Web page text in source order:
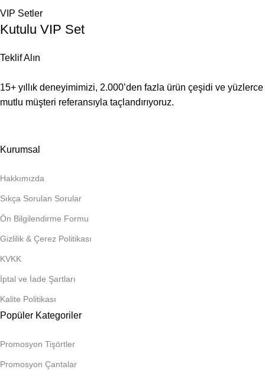
VIP Setler
Kutulu VIP Set
Teklif Alın
15+ yıllık deneyimimizi, 2.000’den fazla ürün çeşidi ve yüzlerce
mutlu müşteri referansıyla taçlandırıyoruz.
Kurumsal
Hakkımızda
Sıkça Sorulan Sorular
Ön Bilgilendirme Formu
Gizlilik & Çerez Politikası
KVKK
İptal ve İade Şartları
Kalite Politikası
Popüler Kategoriler
Promosyon Tişörtler
Promosyon Çantalar